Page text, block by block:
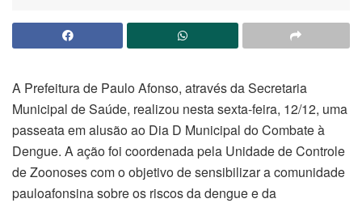
A Prefeitura de Paulo Afonso, através da Secretaria
Municipal de Saúde, realizou nesta sexta-feira, 12/12, uma
passeata em alusão ao Dia D Municipal do Combate à
Dengue. A ação foi coordenada pela Unidade de Controle
de Zoonoses com o objetivo de sensibilizar a comunidade
pauloafonsina sobre os riscos da dengue e da